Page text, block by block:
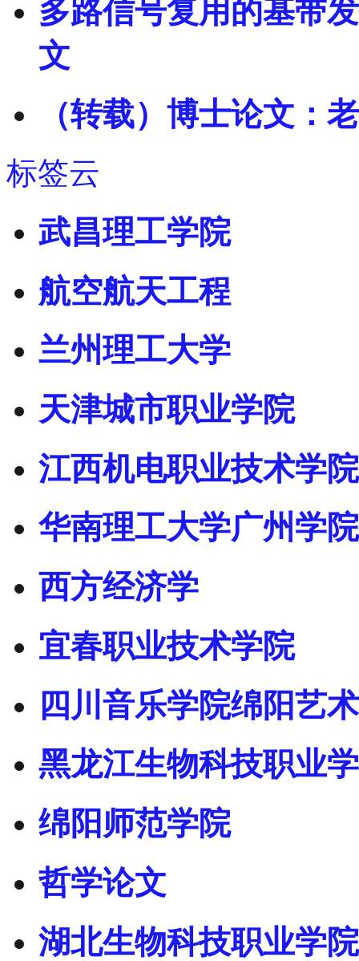
多路信号复用的基带
文
（转载）博士论文：
标签云
武昌理工学院
航空航天工程
兰州理工大学
天津城市职业学院
江西机电职业技术学院
华南理工大学广州学院
西方经济学
宜春职业技术学院
四川音乐学院绵阳艺
黑龙江生物科技职业
绵阳师范学院
哲学论文
湖北生物科技职业学院